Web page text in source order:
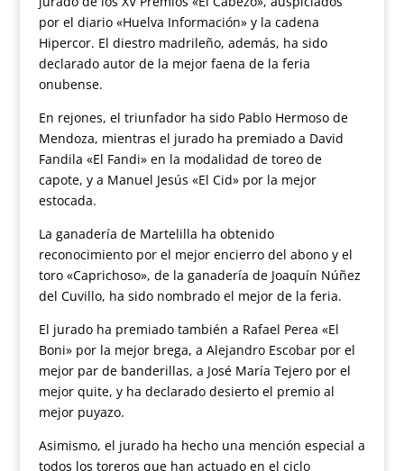
por el diario «Huelva Información» y la cadena
Hipercor. El diestro madrileño, además, ha sido
declarado autor de la mejor faena de la feria
onubense.
En rejones, el triunfador ha sido Pablo Hermoso de
Mendoza, mientras el jurado ha premiado a David
Fandila «El Fandi» en la modalidad de toreo de
capote, y a Manuel Jesús «El Cid» por la mejor
estocada.
La ganadería de Martelilla ha obtenido
reconocimiento por el mejor encierro del abono y el
toro «Caprichoso», de la ganadería de Joaquín Núñez
del Cuvillo, ha sido nombrado el mejor de la feria.
El jurado ha premiado también a Rafael Perea «El
Boni» por la mejor brega, a Alejandro Escobar por el
mejor par de banderillas, a José María Tejero por el
mejor quite, y ha declarado desierto el premio al
mejor puyazo.
Asimismo, el jurado ha hecho una mención especial a
todos los toreros que han actuado en el ciclo